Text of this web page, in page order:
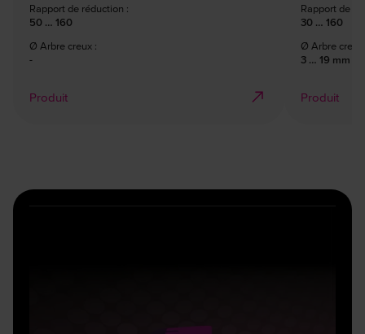
Rapport de réduction :
50 … 160
Ø Arbre creux :
-
Produit
Rapport de
30 … 160
Ø Arbre creux
3 … 19 mm
Produit